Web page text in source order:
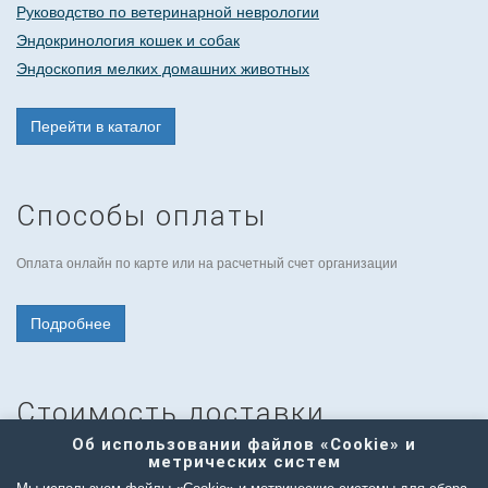
Руководство по ветеринарной неврологии
Эндокринология кошек и собак
Эндоскопия мелких домашних животных
Перейти в каталог
Способы оплаты
Оплата онлайн по карте или на расчетный счет организации
Подробнее
Стоимость доставки
Стоимость указана с учетом доставки по России.
Об использовании файлов «Cookie» и
метрических систем